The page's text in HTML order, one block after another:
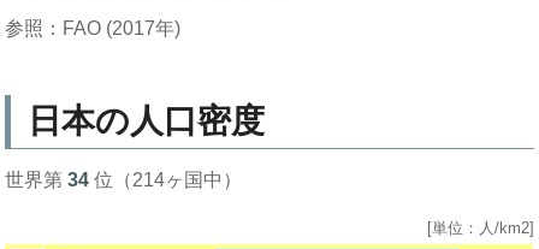
参照：FAO (2017年)
日本の人口密度
世界第34 位（214ヶ国中）
[単位：人/km2]